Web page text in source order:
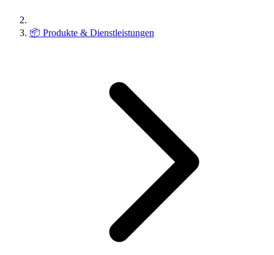
📦 Produkte & Dienstleistungen